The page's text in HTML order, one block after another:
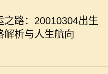
之路：20010304出生
解析与人生航向
3月4日出生者的命格同
和可能性。根据中国传统
一日出生的人在他们一生